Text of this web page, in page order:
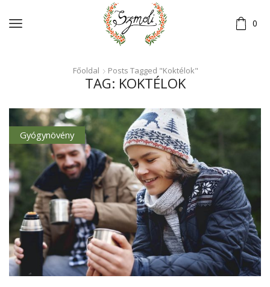
0
Főoldal Posts Tagged "Koktélok"
TAG: KOKTÉLOK
Gyógynövény